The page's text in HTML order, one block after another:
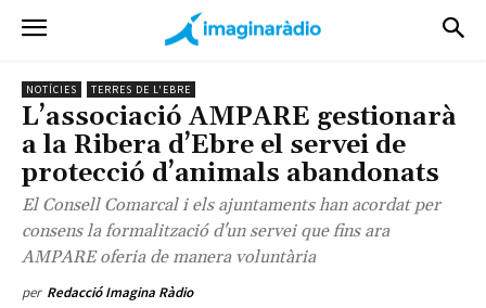
NOTÍCIES TERRES DE L'EBRE
L’associació AMPARE gestionarà
a la Ribera d’Ebre el servei de
protecció d’animals abandonats
El Consell Comarcal i els ajuntaments han acordat per
consens la formalització d'un servei que fins ara
AMPARE oferia de manera voluntària
per Redacció Imagina Ràdio